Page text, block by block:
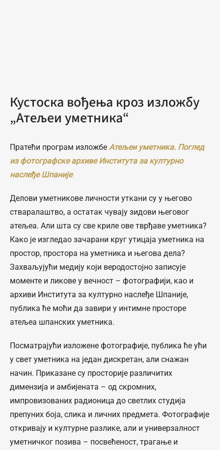
Кустоска вођења кроз изложбу
„Атељеи уметника“
Пратећи програм изложбе Атељеи уметника. Поглед
из фотографске архиве Института за културно
наслеђе Шпаније
Делови уметникове личности уткани су у његово
стваралаштво, а остатак чувају зидови његовог
атељеа. Али шта су све криле ове тврђаве уметника?
Како је изгледао зачарани круг утицаја уметника на
простор, простора на уметника и његова дела?
Захваљујући медију који веродостојно записује
моменте и ликове у вечност – фотографији, као и
архиви Института за културно наслеђе Шпаније,
публика ће моћи да завири у интимне просторе
атељеа шпанских уметника.
Посматрајући изложене фотографије, публика ће ући
у свет уметника на један дискретан, али снажан
начин. Приказане су просторије различитих
димензија и амбијената – од скромних,
импровизованих радионица до светлих студија
препуних боја, слика и личних предмета. Фотографије
откривају и културне разлике, али и универзалност
уметничког позива – посвећеност, трагање и